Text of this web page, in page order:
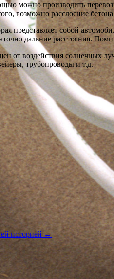
можно производить
возможно расслоение
представляет собой
дальние расстояния.
от воздействия солнечных
трубопроводы и т.д.
историей →